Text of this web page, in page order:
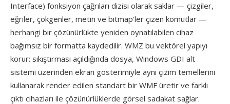
Interface) fonksiyon çağrıları dizisi olarak saklar — çizgiler,
eğriler, çokgenler, metin ve bitmap'ler çizen komutlar —
herhangi bir çözünürlükte yeniden oynatılabilen cihaz
bağımsız bir formatta kaydedilir. WMZ bu vektörel yapıyı
korur: sıkıştırması açıldığında dosya, Windows GDI alt
sistemi üzerinden ekran gösterimiyle aynı çizim temellerini
kullanarak render edilen standart bir WMF üretir ve farklı
çıktı cihazları ile çözünürlüklerde görsel sadakat sağlar.